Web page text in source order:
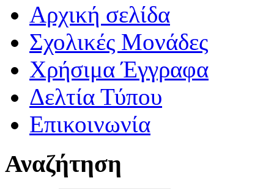
Αρχική σελίδα
Σχολικές Μονάδες
Χρήσιμα Έγγραφα
Δελτία Τύπου
Επικοινωνία
Αναζήτηση